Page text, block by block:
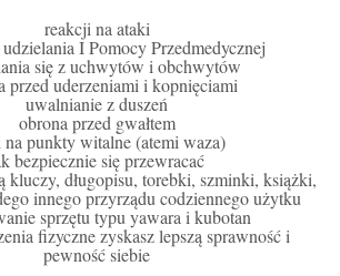
reakcji na ataki
I Pomocy Przedmedycznej
się z uchwytów i obchwytów
przed uderzeniami i kopnięciami
uwalnianie z duszeń
obrona przed gwałtem
na punkty witalne (atemi waza)
bezpiecznie się przewracać
kluczy, długopisu, torebki, szminki, książki,
innego przyrządu codziennego użytku
sprzętu typu yawara i kubotan
fizyczne zyskasz lepszą sprawność i
pewność siebie